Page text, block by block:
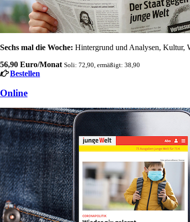
Sechs mal die Woche: Hintergrund und Analysen, Kultur,
56,90 Euro/Monat Soli: 72,90, ermäßigt: 38,90
Bestellen
Online